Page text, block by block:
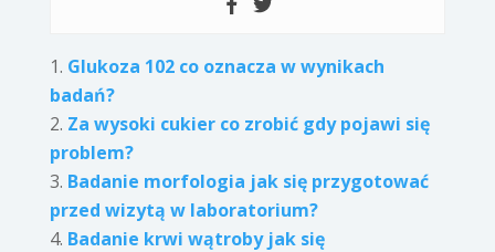
Glukoza 102 co oznacza w wynikach
badań?
Za wysoki cukier co zrobić gdy pojawi się
problem?
Badanie morfologia jak się przygotować
przed wizytą w laboratorium?
Badanie krwi wątroby jak się